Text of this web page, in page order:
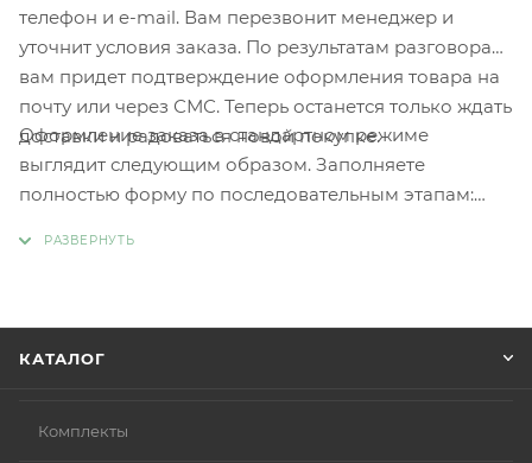
телефон и e-mail. Вам перезвонит менеджер и
уточнит условия заказа. По результатам разговора
вам придет подтверждение оформления товара на
почту или через СМС. Теперь останется только ждать
доставки и радоваться новой покупке.
Оформление заказа в стандартном режиме
выглядит следующим образом. Заполняете
полностью форму по последовательным этапам:
КАТАЛОГ
Комплекты